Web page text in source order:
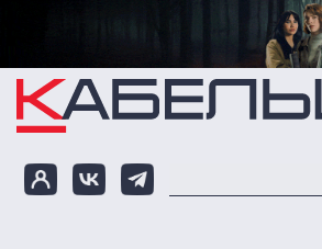
Перейти к основному содержанию